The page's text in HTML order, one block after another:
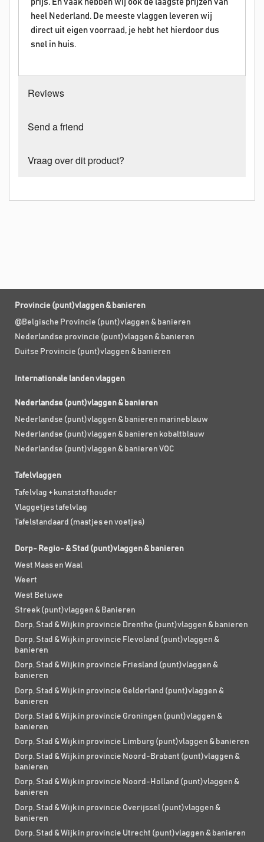
prijs. En vaak hebben wij ook de laagste prijzen van
heel Nederland. De meeste vlaggen leveren wij
direct uit eigen voorraad, je hebt het hierdoor dus
snel in huis.
Reviews
Send a friend
Vraag over dit product?
Provincie (punt)vlaggen & banieren
@Belgische Provincie (punt)vlaggen & banieren
Nederlandse provincie (punt)vlaggen & banieren
Duitse Provincie (punt)vlaggen & banieren
Internationale landen vlaggen
Nederlandse (punt)vlaggen & banieren
Nederlandse (punt)vlaggen & banieren marineblauw
Nederlandse (punt)vlaggen & banieren kobaltblauw
Nederlandse (punt)vlaggen & banieren VOC
Tafelvlaggen
Tafelvlag + kunststof houder
Vlaggetjes tafelvlag
Tafelstandaard (mastjes en voetjes)
Dorp- Regio- & Stad (punt)vlaggen & banieren
West Maas en Waal
Weert
West Betuwe
Streek (punt)vlaggen & Banieren
Dorp, Stad & Wijk in provincie Drenthe (punt)vlaggen & banieren
Dorp, Stad & Wijk in provincie Flevoland (punt)vlaggen &
banieren
Dorp, Stad & Wijk in provincie Friesland (punt)vlaggen &
banieren
Dorp, Stad & Wijk in provincie Gelderland (punt)vlaggen &
banieren
Dorp, Stad & Wijk in provincie Groningen (punt)vlaggen &
banieren
Dorp, Stad & Wijk in provincie Limburg (punt)vlaggen & banieren
Dorp, Stad & Wijk in provincie Noord-Brabant (punt)vlaggen &
banieren
Dorp, Stad & Wijk in provincie Noord-Holland (punt)vlaggen &
banieren
Dorp, Stad & Wijk in provincie Overijssel (punt)vlaggen &
banieren
Dorp, Stad & Wijk in provincie Utrecht (punt)vlaggen & banieren